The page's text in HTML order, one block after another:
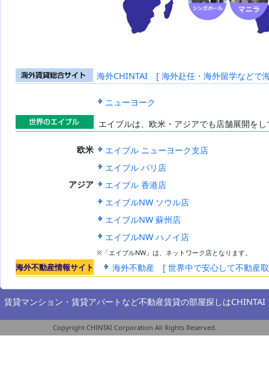
海外賃貸総合
海外CHINTAI [ 海外赴任・海外留学などで
ニューヨーク
エイブルは、欧米・アジアでも店舗展開を
欧米
エイブル ニューヨーク支店
エイブル パリ店
アジア
エイブル 香港店
エイブルNW ソウル店
エイブルNW 蘇州店
エイブルNW ハノイ店
※「エイブルNW」は、ネットワーク店となります。
海外不動産情報サイト 海外不動産 [ 世界中で安心して不動産
賃貸マンション・賃貸アパートなど不動産賃貸の部屋探しはCHINTAI
Copyright CHINTAI Corporation All Rights Reserved.